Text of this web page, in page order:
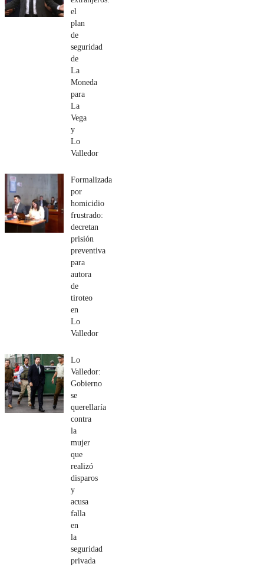
el
plan
de
seguridad
de
La
Moneda
para
La
Vega
y
Lo
Valledor
Formalizada
por
homicidio
frustrado:
decretan
prisión
preventiva
para
autora
de
tiroteo
en
Lo
Valledor
Lo
Valledor:
Gobierno
se
querellaría
contra
la
mujer
que
realizó
disparos
y
acusa
falla
en
la
seguridad
privada